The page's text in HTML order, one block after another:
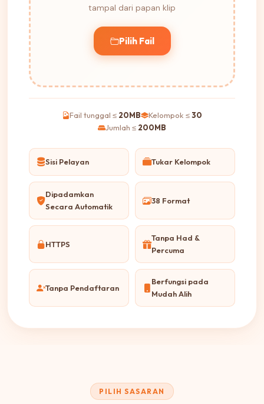
tampal dari papan klip
Pilih Fail
Fail tunggal ≤ 20MB Kelompok ≤30
Jumlah ≤ 200MB
Sisi Pelayan Tukar Kelompok
Dipadamkan
Secara Automatik
38 Format
HTTPS
Tanpa Had &
Percuma
Tanpa Pendaftaran
Berfungsi pada
Mudah Alih
PILIH SASARAN